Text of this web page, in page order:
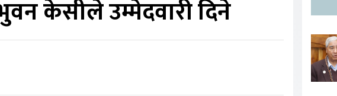
केसीले उम्मेदवारी दिने